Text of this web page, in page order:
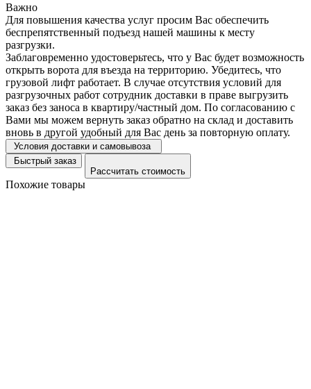
Важно
Для повышения качества услуг просим Вас обеспечить
беспрепятственный подъезд нашей машины к месту
разгрузки.
Заблаговременно удостоверьтесь, что у Вас будет возможность
открыть ворота для въезда на территорию. Убедитесь, что
грузовой лифт работает. В случае отсутствия условий для
разгрузочных работ сотрудник доставки в праве выгрузить
заказ без заноса в квартиру/частный дом. По согласованию с
Вами мы можем вернуть заказ обратно на склад и доставить
вновь в другой удобный для Вас день за повторную оплату.
Условия доставки и самовывоза
Быстрый заказ
Рассчитать стоимость
Похожие товары